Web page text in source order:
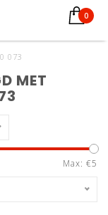
0
073
MET
Max: €5